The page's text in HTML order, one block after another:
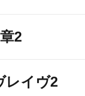
2
レイヴ2